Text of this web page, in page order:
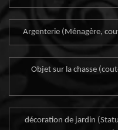
Argenterie (Ménagère,
Objet sur la chasse
décoration de jardin